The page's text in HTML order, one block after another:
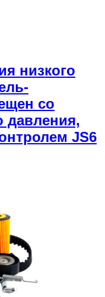
низкого
со
давления,
JS6